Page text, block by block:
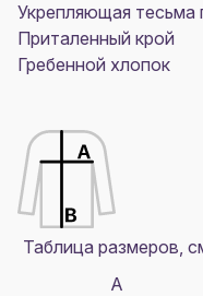
Укрепляющая тесьма
Приталенный крой
Гребенной хлопок
Таблица размеров,
A